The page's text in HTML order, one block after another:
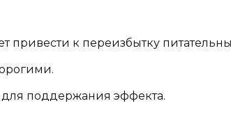
привести к переизбытку
поддержания эффекта.